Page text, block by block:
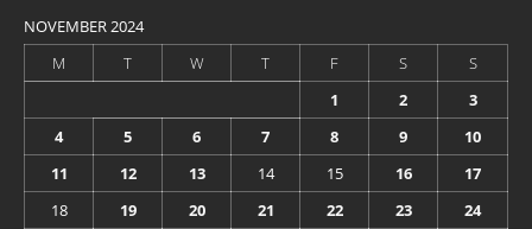
NOVEMBER 2024
M
T W T F S
S
1
2
3
4
5 6 7 8 9
10
11
12 13 14 15 16
17
18
19 20 21 22 23 24